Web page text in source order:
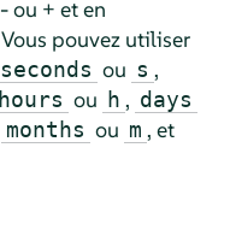
ou + et en
pouvez utiliser
seconds ou s ,
hours ou h , days
months ou m , et